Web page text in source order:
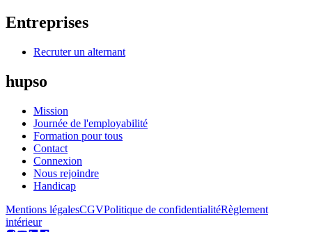
Entreprises
Recruter un alternant
hupso
Mission
Journée de l'employabilité
Formation pour tous
Contact
Connexion
Nous rejoindre
Handicap
Mentions légalesCGVPolitique de confidentialitéRèglement
intérieur